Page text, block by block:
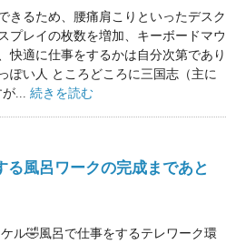
きるため、腰痛肩こりといったデスク
プレイの枚数を増加、キーボードマウ
快適に仕事をするかは自分次第であり
ぽい人 ところどころに三国志（主に
... 続きを読む
る風呂ワークの完成まであと
ル🤣風呂で仕事をするテレワーク環